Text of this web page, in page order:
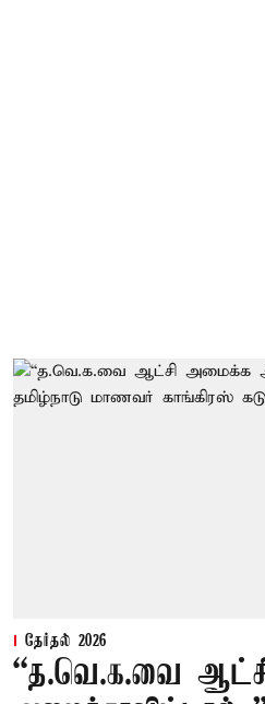
தேர்தல் 2026
“த.வெ.க.வை